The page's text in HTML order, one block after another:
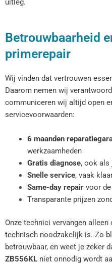
uitleg.
Betrouwbaarheid
primerepair
Wij vinden dat vertrouwen
Daarom nemen wij
communiceren wij altijd open
servicevoorwaarden:
6 maanden
werkzaamheden
Gratis diagnose, ook als
Snelle service, vaak
Same-day repairvoor de
Transparante prijzen
Onze technici vervangen
technisch noodzakelijk is. Zo
betrouwbaar, en weet je zeker
ZB556KL niet onnodig wordt